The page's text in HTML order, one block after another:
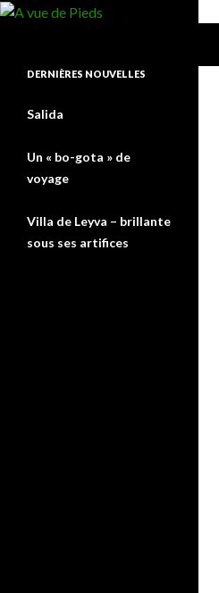
DERNIÈRES NOUVELLES
Salida
Un « bo-gota » de
voyage
Villa de Leyva – brillante
sous ses artifices